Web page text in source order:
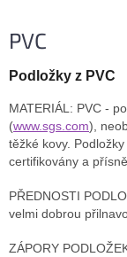
PVC
Podložky z PVC
MATERIÁL: PVC -
(www.sgs.com),
těžké kovy.
certifikovány a
PŘEDNOSTI
velmi dobrou
ZÁPORY